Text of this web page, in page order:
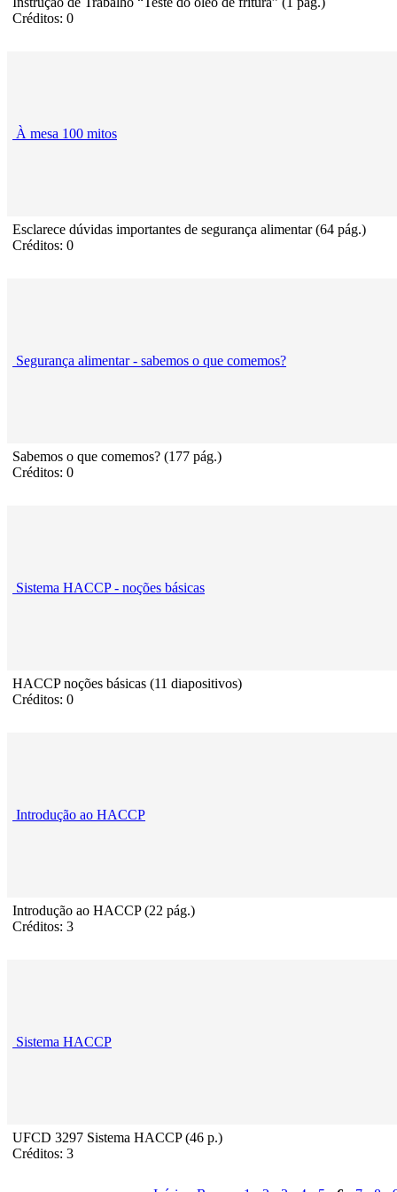
Créditos: 0
À mesa 100 mitos
Esclarece dúvidas importantes de segurança alimentar (64 pág.)
Créditos: 0
Segurança alimentar - sabemos o que comemos?
Sabemos o que comemos? (177 pág.)
Créditos: 0
Sistema HACCP - noções básicas
HACCP noções básicas (11 diapositivos)
Créditos: 0
Introdução ao HACCP
Introdução ao HACCP (22 pág.)
Créditos: 3
Sistema HACCP
UFCD 3297 Sistema HACCP (46 p.)
Créditos: 3